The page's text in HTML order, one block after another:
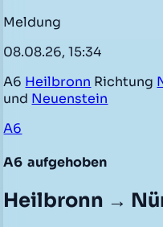
Meldung
08.08.26, 15:34
A6 Heilbronn Richtung
und Neuenstein
A6
A6 aufgehoben
Heilbronn →